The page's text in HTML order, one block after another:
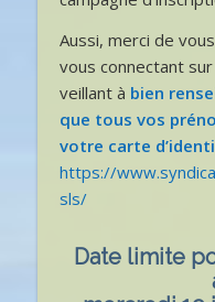
Aussi, merci de
vous connectant
veillant à bien
que tous vos
votre carte
https://
sls/
Date limite